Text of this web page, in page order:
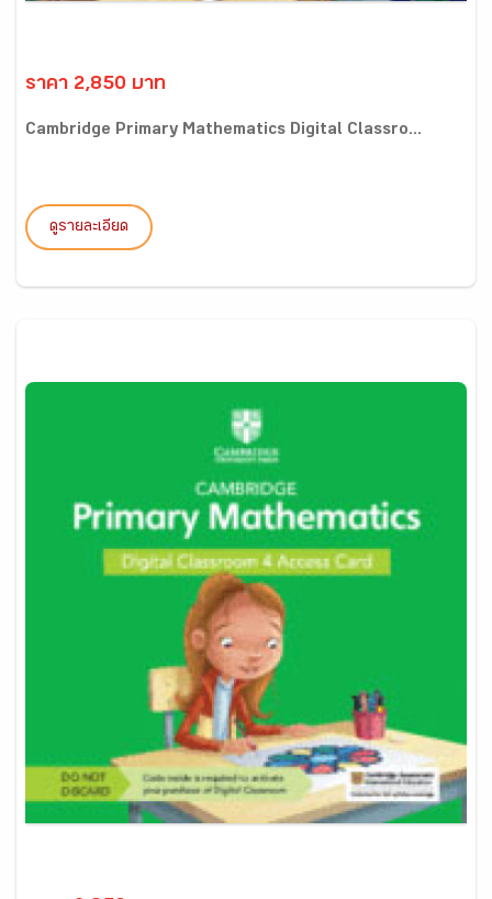
ราคา 2,850 บาท
Cambridge Primary Mathematics Digital Classro...
ดูรายละเอียด